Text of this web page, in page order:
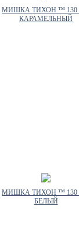
МИШКА ТИХОН ™
КАРАМЕЛЬНЫЙ
МИШКА ТИХОН ™
БЕЛЫЙ